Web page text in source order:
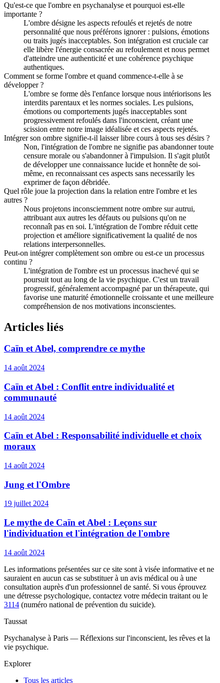
Qu'est-ce que l'ombre en psychanalyse et pourquoi est-elle
importante ?
L'ombre désigne les aspects refoulés et rejetés de notre
personnalité que nous préférons ignorer : pulsions, émotions
ou traits jugés inacceptables. Son intégration est cruciale car
elle libère l'énergie consacrée au refoulement et nous permet
d'atteindre une authenticité et une cohérence psychique
authentiques.
Comment se forme l'ombre et quand commence-t-elle à se
développer ?
L'ombre se forme dès l'enfance lorsque nous intériorisons les
interdits parentaux et les normes sociales. Les pulsions,
émotions ou comportements jugés inacceptables sont
progressivement refoulés dans l'inconscient, créant une
scission entre notre image idéalisée et ces aspects rejetés.
Intégrer son ombre signifie-t-il laisser libre cours à tous ses désirs ?
Non, l'intégration de l'ombre ne signifie pas abandonner toute
censure morale ou s'abandonner à l'impulsion. Il s'agit plutôt
de développer une connaissance lucide et honnête de soi-
même, en reconnaissant ces aspects sans necessarily les
exprimer de façon débridée.
Quel rôle joue la projection dans la relation entre l'ombre et les
autres ?
Nous projetons inconsciemment notre ombre sur autrui,
attribuant aux autres les défauts ou pulsions qu'on ne
reconnaît pas en soi. L'intégration de l'ombre réduit cette
projection et améliore significativement la qualité de nos
relations interpersonnelles.
Peut-on intégrer complètement son ombre ou est-ce un processus
continu ?
L'intégration de l'ombre est un processus inachevé qui se
poursuit tout au long de la vie psychique. C'est un travail
progressif, généralement accompagné par un thérapeute, qui
favorise une maturité émotionnelle croissante et une meilleure
compréhension de nos motivations inconscientes.
Articles liés
Caïn et Abel, comprendre ce mythe
14 août 2024
Caïn et Abel : Conflit entre individualité et
communauté
14 août 2024
Caïn et Abel : Responsabilité individuelle et choix
moraux
14 août 2024
Jung et l'Ombre
19 juillet 2024
Le mythe de Caïn et Abel : Leçons sur
l'individuation et l'intégration de l'ombre
14 août 2024
Les informations présentées sur ce site sont à visée informative et ne
sauraient en aucun cas se substituer à un avis médical ou à une
consultation auprès d'un professionnel de santé. Si vous éprouvez
une détresse psychologique, contactez votre médecin traitant ou le
3114 (numéro national de prévention du suicide).
Taussat
Psychanalyse à Paris — Réflexions sur l'inconscient, les rêves et la
vie psychique.
Explorer
Tous les articles